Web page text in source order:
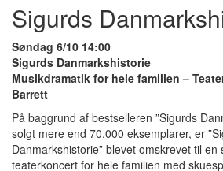
Sigurds
Søndag 6/10 14:00
Sigurds Danmarkshistorie
Musikdramatik for hele familien –
Barrett
På baggrund af bestselleren ”Sigurds
solgt mere end 70.000 eksemplarer, er
Danmarkshistorie” blevet omskrevet til en
teaterkoncert for hele familien med